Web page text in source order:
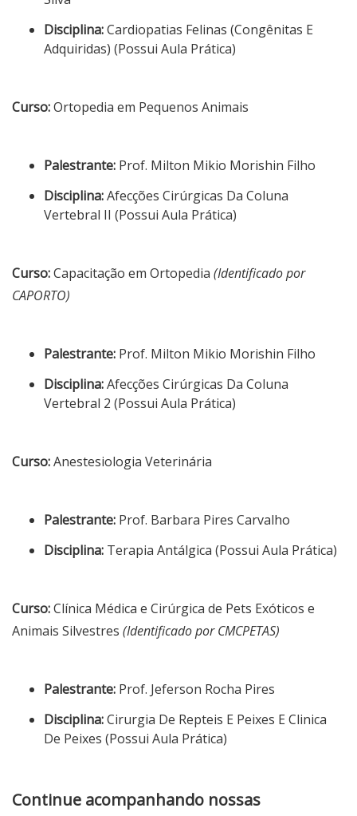
Disciplina:Cardiopatias Felinas (Congênitas E
Adquiridas) (Possui Aula Prática)
Curso:Ortopedia em Pequenos Animais
Palestrante: Prof. Milton Mikio Morishin Filho
Disciplina:Afecções Cirúrgicas Da Coluna
Vertebral II (Possui Aula Prática)
Curso:Capacitação em Ortopedia (Identificado por
CAPORTO)
Palestrante: Prof. Milton Mikio Morishin Filho
Disciplina:Afecções Cirúrgicas Da Coluna
Vertebral 2 (Possui Aula Prática)
Curso:Anestesiologia Veterinária
Palestrante: Prof. Barbara Pires Carvalho
Disciplina: Terapia Antálgica (Possui Aula Prática)
Curso:Clínica Médica e Cirúrgica de Pets Exóticos e
Animais Silvestres (Identificado por CMCPETAS)
Palestrante: Prof. Jeferson Rocha Pires
Disciplina:Cirurgia De Repteis E Peixes E Clinica
De Peixes (Possui Aula Prática)
Continue acompanhando nossas